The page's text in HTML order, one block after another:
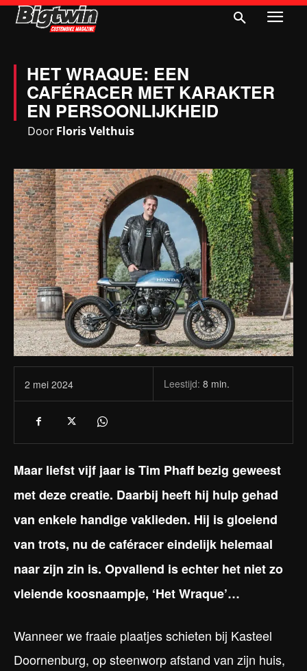
HET WRAQUE: EEN
CAFÉRACER MET KARAKTER
EN PERSOONLIJKHEID
DoorFloris Velthuis
2 mei 2024 Leestijd: 8 min.
Maar liefst vijf jaar is Tim Phaff bezig geweest
met deze creatie. Daarbij heeft hij hulp gehad
van enkele handige vaklieden. Hij is gloeiend
van trots, nu de caféracer eindelijk helemaal
naar zijn zin is. Opvallend is echter het niet zo
vleiende koosnaampje, ‘Het Wraque’…
Wanneer we fraaie plaatjes schieten bij Kasteel
Doornenburg, op steenworp afstand van zijn huis,